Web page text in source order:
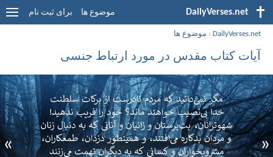
DailyVerses.net موضوع ها برای ثبت نام
DailyVerses.net
› موضوع ها
آیات کتاب مقدس در مورد ارتباط جنسی
«
»